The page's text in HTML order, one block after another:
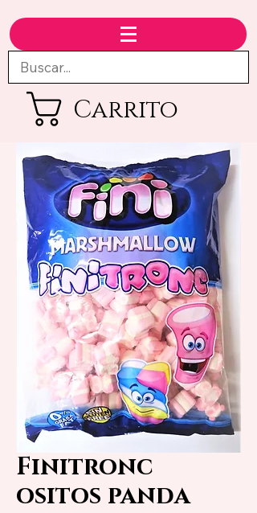
Carrito
Finitronc
ositos panda